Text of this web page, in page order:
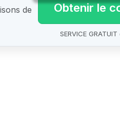
de
Obtenir le
SERVICE